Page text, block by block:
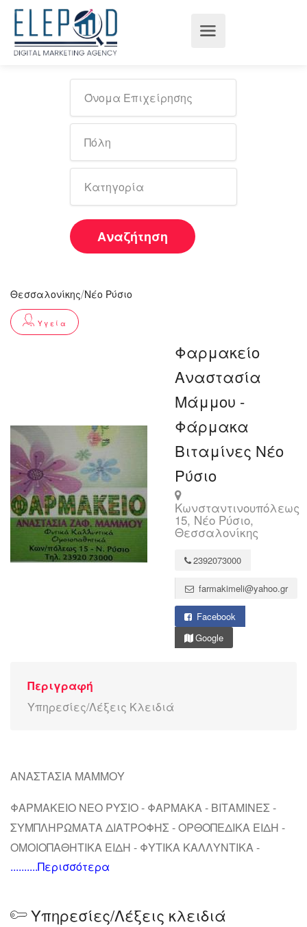
Αναζήτηση
Θεσσαλονίκης/Νέο Ρύσιο
Υγεία
Φαρμακείο
Αναστασία
Μάμμου -
Φάρμακα
Βιταμίνες Νέο
Ρύσιο
Κωνσταντινουπόλεως
15, Νέο Ρύσιο,
Θεσσαλονίκης
2392073000
farmakimeli@yahoo.gr
Facebook
Google
Περιγραφή
Υπηρεσίες/Λέξεις Κλειδιά
ΑΝΑΣΤΑΣΙΑ ΜΑΜΜΟΥ
ΦΑΡΜΑΚΕΙΟ ΝΕΟ ΡΥΣΙΟ - ΦΑΡΜΑΚΑ - ΒΙΤΑΜΙΝΕΣ -
ΣΥΜΠΛΗΡΩΜΑΤΑ ΔΙΑΤΡΟΦΗΣ - ΟΡΘΟΠΕΔΙΚΑ ΕΙΔΗ -
ΟΜΟΙΟΠΑΘΗΤΙΚΑ ΕΙΔΗ - ΦΥΤΙΚΑ ΚΑΛΛΥΝΤΙΚΑ -
ΚΡΕΜΕΣ ΠΡΟΣΩΠΟΥ - ΚΡΕΜΕΣ ΣΩΜΑΤΟΣ - ΒΡΕΦΙΚΕΣ
ΚΩΝΣΤΑΝΤΙΝΟΥΠΟΛΕΩΣ 15
..........Περισσότερα
Υπηρεσίες/Λέξεις κλειδιά